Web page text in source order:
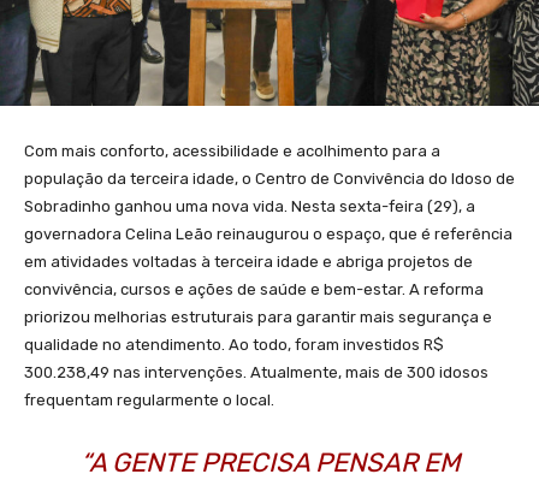
Com mais conforto, acessibilidade e acolhimento para a
população da terceira idade, o Centro de Convivência do Idoso de
Sobradinho ganhou uma nova vida. Nesta sexta-feira (29), a
governadora Celina Leão reinaugurou o espaço, que é referência
em atividades voltadas à terceira idade e abriga projetos de
convivência, cursos e ações de saúde e bem-estar. A reforma
priorizou melhorias estruturais para garantir mais segurança e
qualidade no atendimento. Ao todo, foram investidos R$
300.238,49 nas intervenções. Atualmente, mais de 300 idosos
frequentam regularmente o local.
“A GENTE PRECISA PENSAR EM